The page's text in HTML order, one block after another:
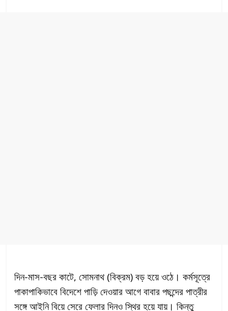
দিন-মাস-বছর কাটে, সোমনাথ (বিক্রম) বড় হয়ে ওঠে। কর্মসূত্রে
পাকাপাকিভাবে বিদেশে পাড়ি দেওয়ার আগে বাবার পছন্দের পাত্রীর
সঙ্গে আইনি বিয়ে সেরে ফেলার দিনও স্থির হয়ে যায়। কিন্তু